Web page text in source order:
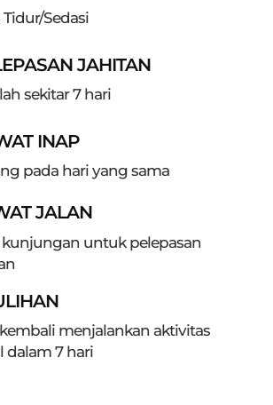
Sedasi
JAHITAN
sekitar 7 hari
INAP
pada hari yang sama
JALAN
kunjungan untuk pelepasan
menjalankan aktivitas
dalam 7 hari